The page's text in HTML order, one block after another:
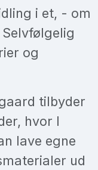
i et, - om
og
tilbyder
hvor I
lave egne
ud